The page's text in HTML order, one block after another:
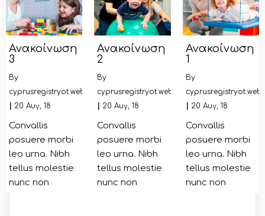
Ανακοίνωση
3
By
cyprusregistryot.webmaster@gmail.com
20 Αυγ, 18
Convallis
posuere morbi
leo urna. Nibh
tellus molestie
nunc non
Ανακοίνωση
2
By
cyprusregistryot.webmaster@gmail.com
20 Αυγ, 18
Convallis
posuere morbi
leo urna. Nibh
tellus molestie
nunc non
Ανακοίνωση
1
By
20 Αυγ, 18
Convallis
posuere morbi
leo urna. Nibh
tellus molestie
nunc non